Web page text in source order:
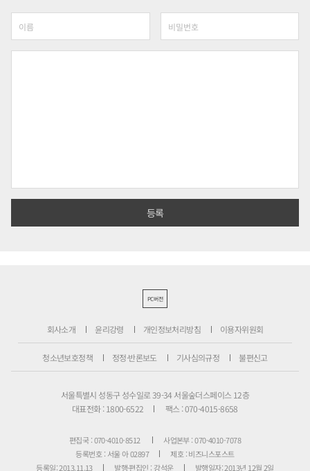
PC버전
회사소개 윤리강령 개인정보처리방침 이용자위원회
청소년보호정책 정정·반론보도 기사심의규정 불편신고
서울특별시 성동구 성수일로 39-34 서울숲더스페이스 12층
대표전화 : 1800-6522
팩스 : 070-4015-8658
편집국 : 070-4010-8512
사업본부 : 070-4010-7078
등록번호 : 서울 아 02897
제호 : 비즈니스포스트
등록일: 2013.11.13
발행·편집인 : 강석운 발행일자: 2013년 12월 2일